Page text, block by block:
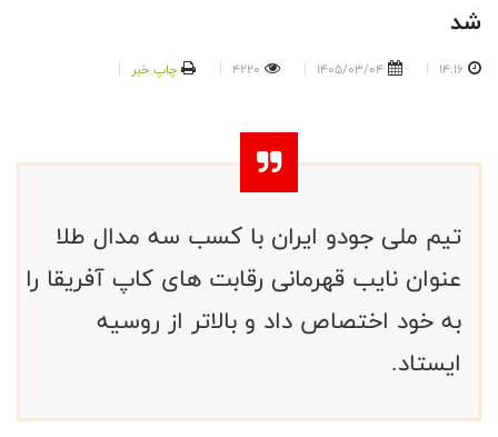
شد
14:16
1405/03/04
4220 چاپ خبر
تیم ملی جودو ایران با کسب سه مدال طلا
عنوان نایب قهرمانی رقابت های کاپ آفریقا را
به خود اختصاص داد و بالاتر از روسیه
ایستاد.